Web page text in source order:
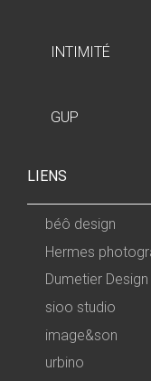
INTIMITÉ
GUP
LIENS
béô design
Hermes
Dumetier Design
sioo studio
image&son
urbino